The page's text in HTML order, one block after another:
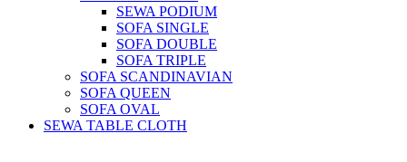
SEWA PODIUM
SOFA SINGLE
SOFA DOUBLE
SOFA TRIPLE
SOFA SCANDINAVIAN
SOFA QUEEN
SOFA OVAL
SEWA TABLE CLOTH